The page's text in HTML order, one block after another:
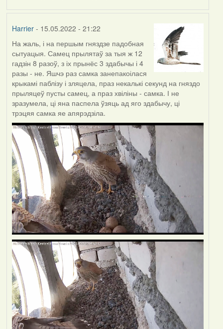
Harrier- 15.05.2022 - 21:22
На жаль, і на першым гняздзе падобная
сытуацыя. Самец прылятаў за тыя ж 12
гадзін 8 разоў, з іх прынёс 3 здабычы і 4
разы - не. Яшчэ раз самка занепакоілася
крыкамі паблізу і зляцела, праз некалькі секунд на гняздо
прыляцеў пусты самец, а праз хвіліны - самка. І не
зразумела, ці яна паспела ўзяць ад яго здабычу, ці
трэцяя самка яе апярэдзіла.